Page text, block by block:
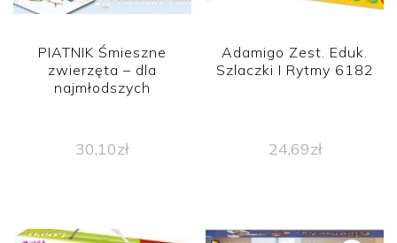
PIATNIK Śmieszne
zwierzęta – dla
najmłodszych
30,10zł
Adamigo Zest. Eduk.
Szlaczki I Rytmy 6182
24,69zł